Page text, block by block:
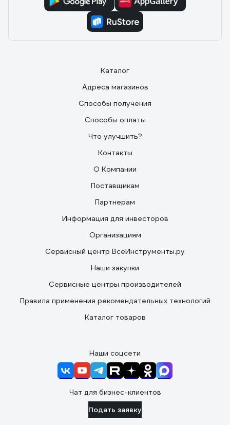
Каталог
Адреса магазинов
Способы получения
Способы оплаты
Что улучшить?
Контакты
О Компании
Поставщикам
Партнерам
Информация для инвесторов
Организациям
Сервисный центр ВсеИнструменты.ру
Наши закупки
Сервисные центры производителей
Правила применения рекомендательных технологий
Каталог товаров
Наши соцсети
Чат для бизнес-клиентов
Подать заявку